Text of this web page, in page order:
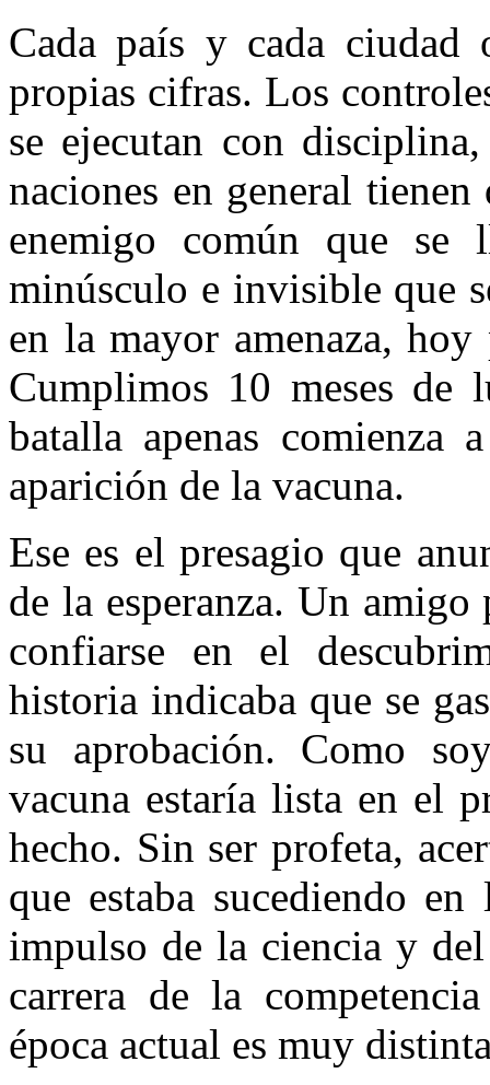
Cada país y cada ciudad
propias cifras. Los
se ejecutan con
naciones en general tienen
enemigo común que se
minúsculo e invisible que
en la mayor amenaza,
Cumplimos 10 meses de
batalla apenas comienza
aparición de la vacuna.
Ese es el presagio que
de la esperanza. Un
confiarse en el
historia indicaba que se
su aprobación. Como
vacuna estaría lista en el
hecho. Sin ser profeta,
que estaba sucediendo
impulso de la ciencia y
carrera de la
época actual es muy